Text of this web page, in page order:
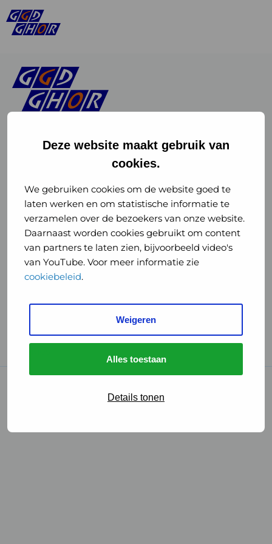
Deze website maakt gebruik van
cookies.
We gebruiken cookies om de website goed te
laten werken en om statistische informatie te
verzamelen over de bezoekers van onze website.
Daarnaast worden cookies gebruikt om content
van partners te laten zien, bijvoorbeeld video's
van YouTube. Voor meer informatie zie
cookiebeleid.
Weigeren
Alles toestaan
Details tonen
of
GGD
GHOR
Nederland
Instagram
of
GGD
GHOR
Nederland
GGD Reizen op social media
GGD Reizen
GGD Reisvaccinaties